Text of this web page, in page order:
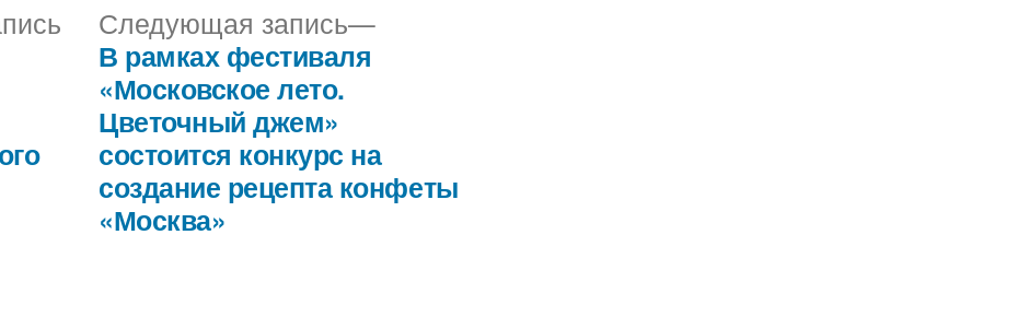
Предыдущая
запись:
Следующая запись
Следующая
В рамках фестиваля
«Московское лето.
Цветочный джем»
состоится конкурс на
создание рецепта конфеты
«Москва»